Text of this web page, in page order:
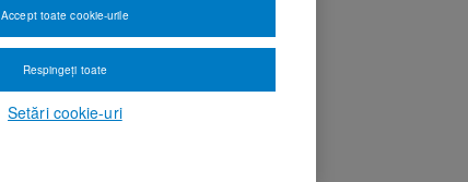
Setări cookie-uri
Respingeți toate
Accept toate cookie-urile